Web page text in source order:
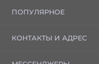
Отзывы
Возврат товара
ПОПУЛЯРНОЕ
GHE/Terra Aquatica
КОНТАКТЫ И АДРЕС